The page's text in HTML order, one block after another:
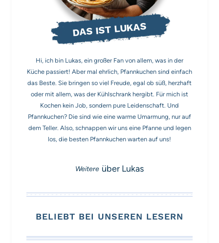
DAS IST LUKAS
Hi, ich bin Lukas, ein großer Fan von allem, was in der
Küche passiert! Aber mal ehrlich, Pfannkuchen sind einfach
das Beste. Sie bringen so viel Freude, egal ob süß, herzhaft
oder mit allem, was der Kühlschrank hergibt. Für mich ist
Kochen kein Job, sondern pure Leidenschaft. Und
Pfannkuchen? Die sind wie eine warme Umarmung, nur auf
dem Teller. Also, schnappen wir uns eine Pfanne und legen
los, die besten Pfannkuchen warten auf uns!
über Lukas
BELIEBT BEI UNSEREN LESERN